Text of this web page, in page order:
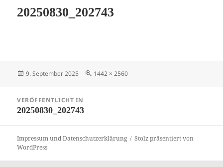
20250830_202743
Veröffentlicht
9. September 2025 Originalgröße
1442 × 2560
VERÖFFENTLICHT IN
20250830_202743
Impressum und Datenschutzerklärung
Stolz präsentiert von
WordPress